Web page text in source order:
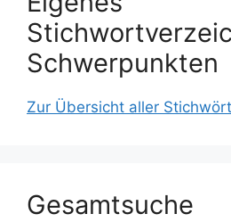
Schwerpunkten
Zur Übersicht aller
Gesamtsuche